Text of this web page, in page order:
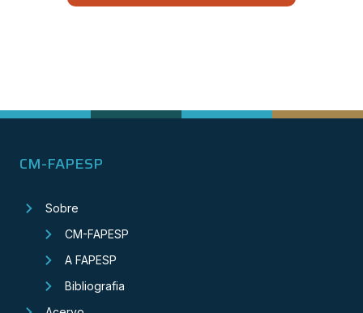
CM-FAPESP
Sobre
CM-FAPESP
A FAPESP
Bibliografia